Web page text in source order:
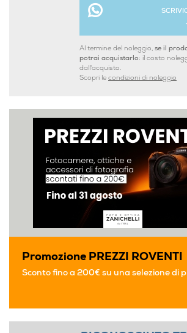
Al termine del noleggio, se il
potrai acquistarlo: il costo
dall'acquisto.
Scopri le condizioni di noleggio
Promozione PREZZI ROVENTI
Sconto fino a 200€ su una selezione di